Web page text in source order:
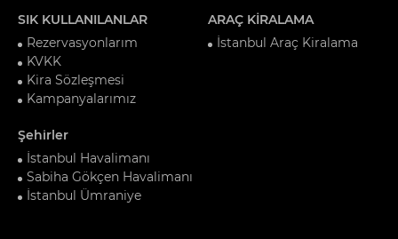
SIK KULLANILANLAR
Rezervasyonlarım
KVKK
Kira Sözleşmesi
Kampanyalarımız
ARAÇ KİRALAMA
İstanbul Araç Kiralama
Şehirler
İstanbul Havalimanı
Sabiha Gökçen Havalimanı
İstanbul Ümraniye